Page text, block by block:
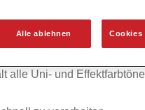
alle Uni- und
Alle ablehnen Cookies